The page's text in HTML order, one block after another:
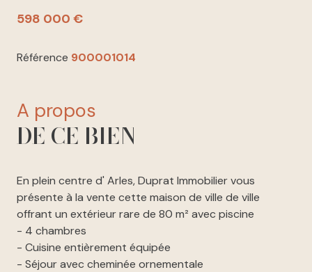
598 000 €
Référence 900001014
a propos
DE CE BIEN
En plein centre d' Arles, Duprat Immobilier vous
présente à la vente cette maison de ville de ville
offrant un extérieur rare de 80 m² avec piscine
- 4 chambres
- Cuisine entièrement équipée
- Séjour avec cheminée ornementale